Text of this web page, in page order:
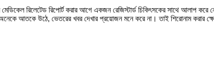
রিলেটেড রিপোর্ট করার আগে একজন রেজিস্টার্ড চিকিৎসকের সাথে আলাপ
আতকে উঠে, ভেতরের খবর দেখার প্রয়োজন মনে করে না। তাই শিরোনাম করার